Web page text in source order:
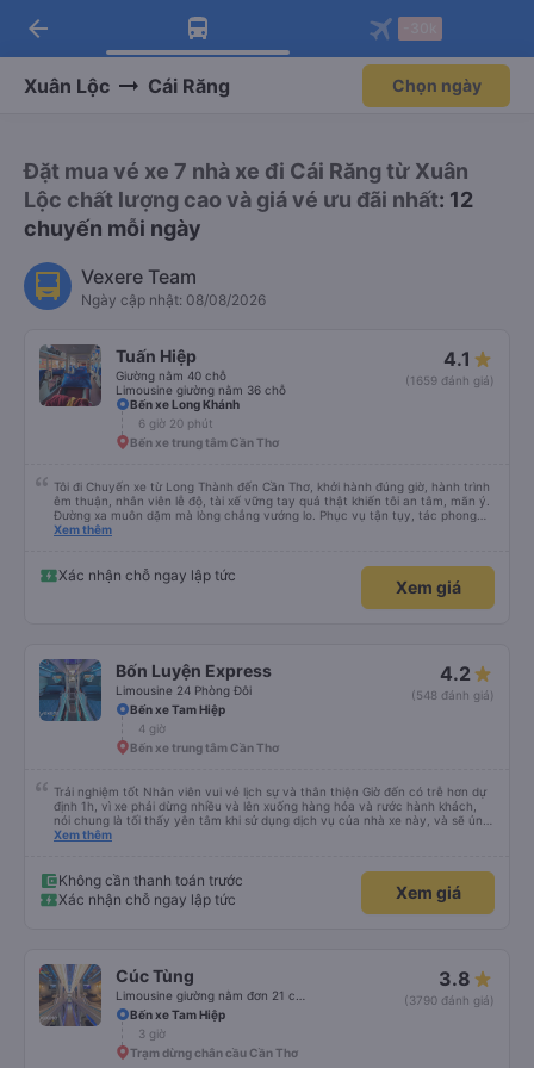
Tải app Vexere ngay!
Nhận ưu đãi thành viên độc
Mở app
Tải app Vexere
-30k/ghế khi đặt vé máy bay qua
Mở app
arrow_back
Xuân Lộc Cái Răng Chọn ngày
Đặt mua vé xe 7 nhà xe đi Cái Răng từ Xuân
Lộc chất lượng cao và giá vé ưu đãi nhất: 12
chuyến mỗi ngày
Vexere Team
Ngày cập nhật: 08/08/2026
Tuấn Hiệp
Giường nằm 40 chỗ
Limousine giường nằm 36 chỗ
4.1
(1659 đánh giá)
Bến xe Long Khánh
6 giờ 20 phút
Bến xe trung tâm Cần Thơ
Tôi đi Chuyến xe từ Long Thành đến Cần Thơ, khởi hành đúng giờ, hành trình
êm thuận, nhân viên lễ độ, tài xế vững tay quả thật khiến tôi an tâm, mãn ý.
Đường xa muôn dặm mà lòng chẳng vướng lo. Phục vụ tận tụy, tác phong
nghiêm cẩn, hiếm thấy giữa thời buổi kim tiền vội vã. Xã hội loạn đạo. Xin gửi
Xem thêm
Xác nhận chỗ ngay lập tức
Xem giá
Bốn Luyện Express
Limousine 24 Phòng Đôi
4.2
(548 đánh giá)
Bến xe Tam Hiệp
4 giờ
Bến xe trung tâm Cần Thơ
Trải nghiệm tốt Nhân viên vui vẻ lịch sự và thân thiện Giờ đến có trễ hơn dự
định 1h, vì xe phải dừng nhiều và lên xuống hàng hóa và rước hành khách,
nói chung là tối thấy yên tâm khi sử dụng dịch vụ của nhà xe này, và sẽ ủng
hộ và giới thiệu cho người thân sử dụng dịch vụ của nhà xe này
Xem thêm
Không cần thanh toán trước
Xác nhận chỗ ngay lập tức
Xem giá
Cúc Tùng 3.8
(3790 đánh giá)
Bến xe Tam Hiệp
3 giờ
Trạm dừng chân cầu Cần Thơ